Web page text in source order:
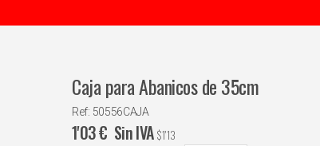
Caja para Abanicos de 35cm
Ref: 50556CAJA
1'03€ Sin IVA $1'13